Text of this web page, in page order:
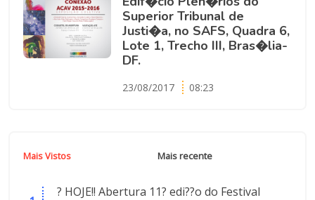
Superior Tribunal de
Justi�a, no SAFS, Quadra 6,
Lote 1, Trecho III, Bras�lia-
DF.
23/08/2017 08:23
Mais Vistos Mais recente
? HOJE!! Abertura 11? edi??o do Festival